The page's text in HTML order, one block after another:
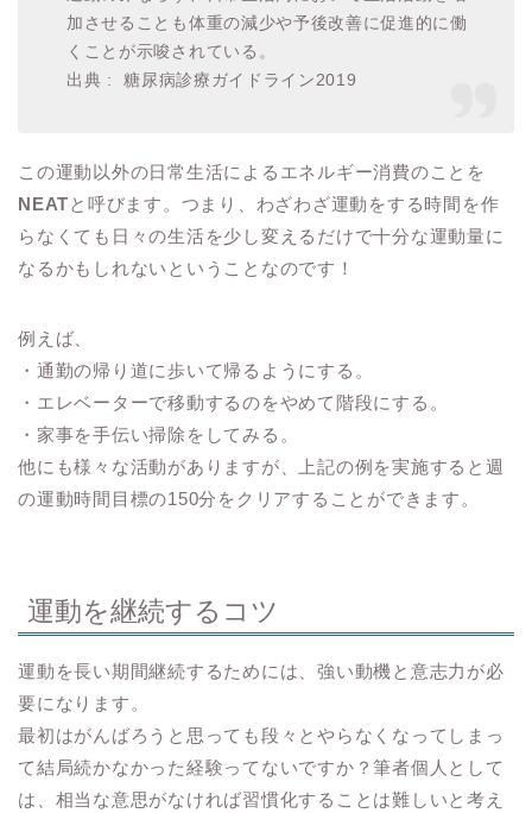
加させることも体重の減少や予後改善に促進的に働
くことが示唆されている。
出典 : 糖尿病診療ガイドライン2019
この運動以外の日常生活によるエネルギー消費のことを
NEATと呼びます。つまり、わざわざ運動をする時間を作
らなくても日々の生活を少し変えるだけで十分な運動量に
なるかもしれないということなのです！
例えば、
・通勤の帰り道に歩いて帰るようにする。
・エレベーターで移動するのをやめて階段にする。
・家事を手伝い掃除をしてみる。
他にも様々な活動がありますが、上記の例を実施すると週
の運動時間目標の150分をクリアすることができます。
運動を継続するコツ
運動を長い期間継続するためには、強い動機と意志力が必
要になります。
最初はがんばろうと思っても段々とやらなくなってしまっ
て結局続かなかった経験ってないですか？筆者個人として
は、相当な意思がなければ習慣化することは難しいと考え